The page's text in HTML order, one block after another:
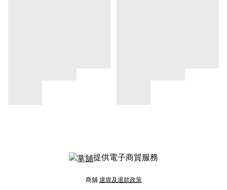
提供電子商貿服務
商舖 退貨及退款政策